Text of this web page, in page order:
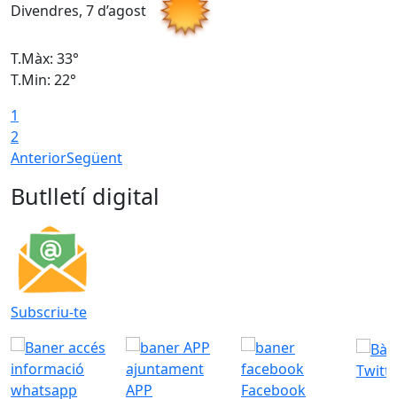
Divendres, 7 d’agost
T.Màx: 33°
T.Min: 22°
1
2
AnteriorSegüent
Butlletí digital
Subscriu-te
APP Facebook